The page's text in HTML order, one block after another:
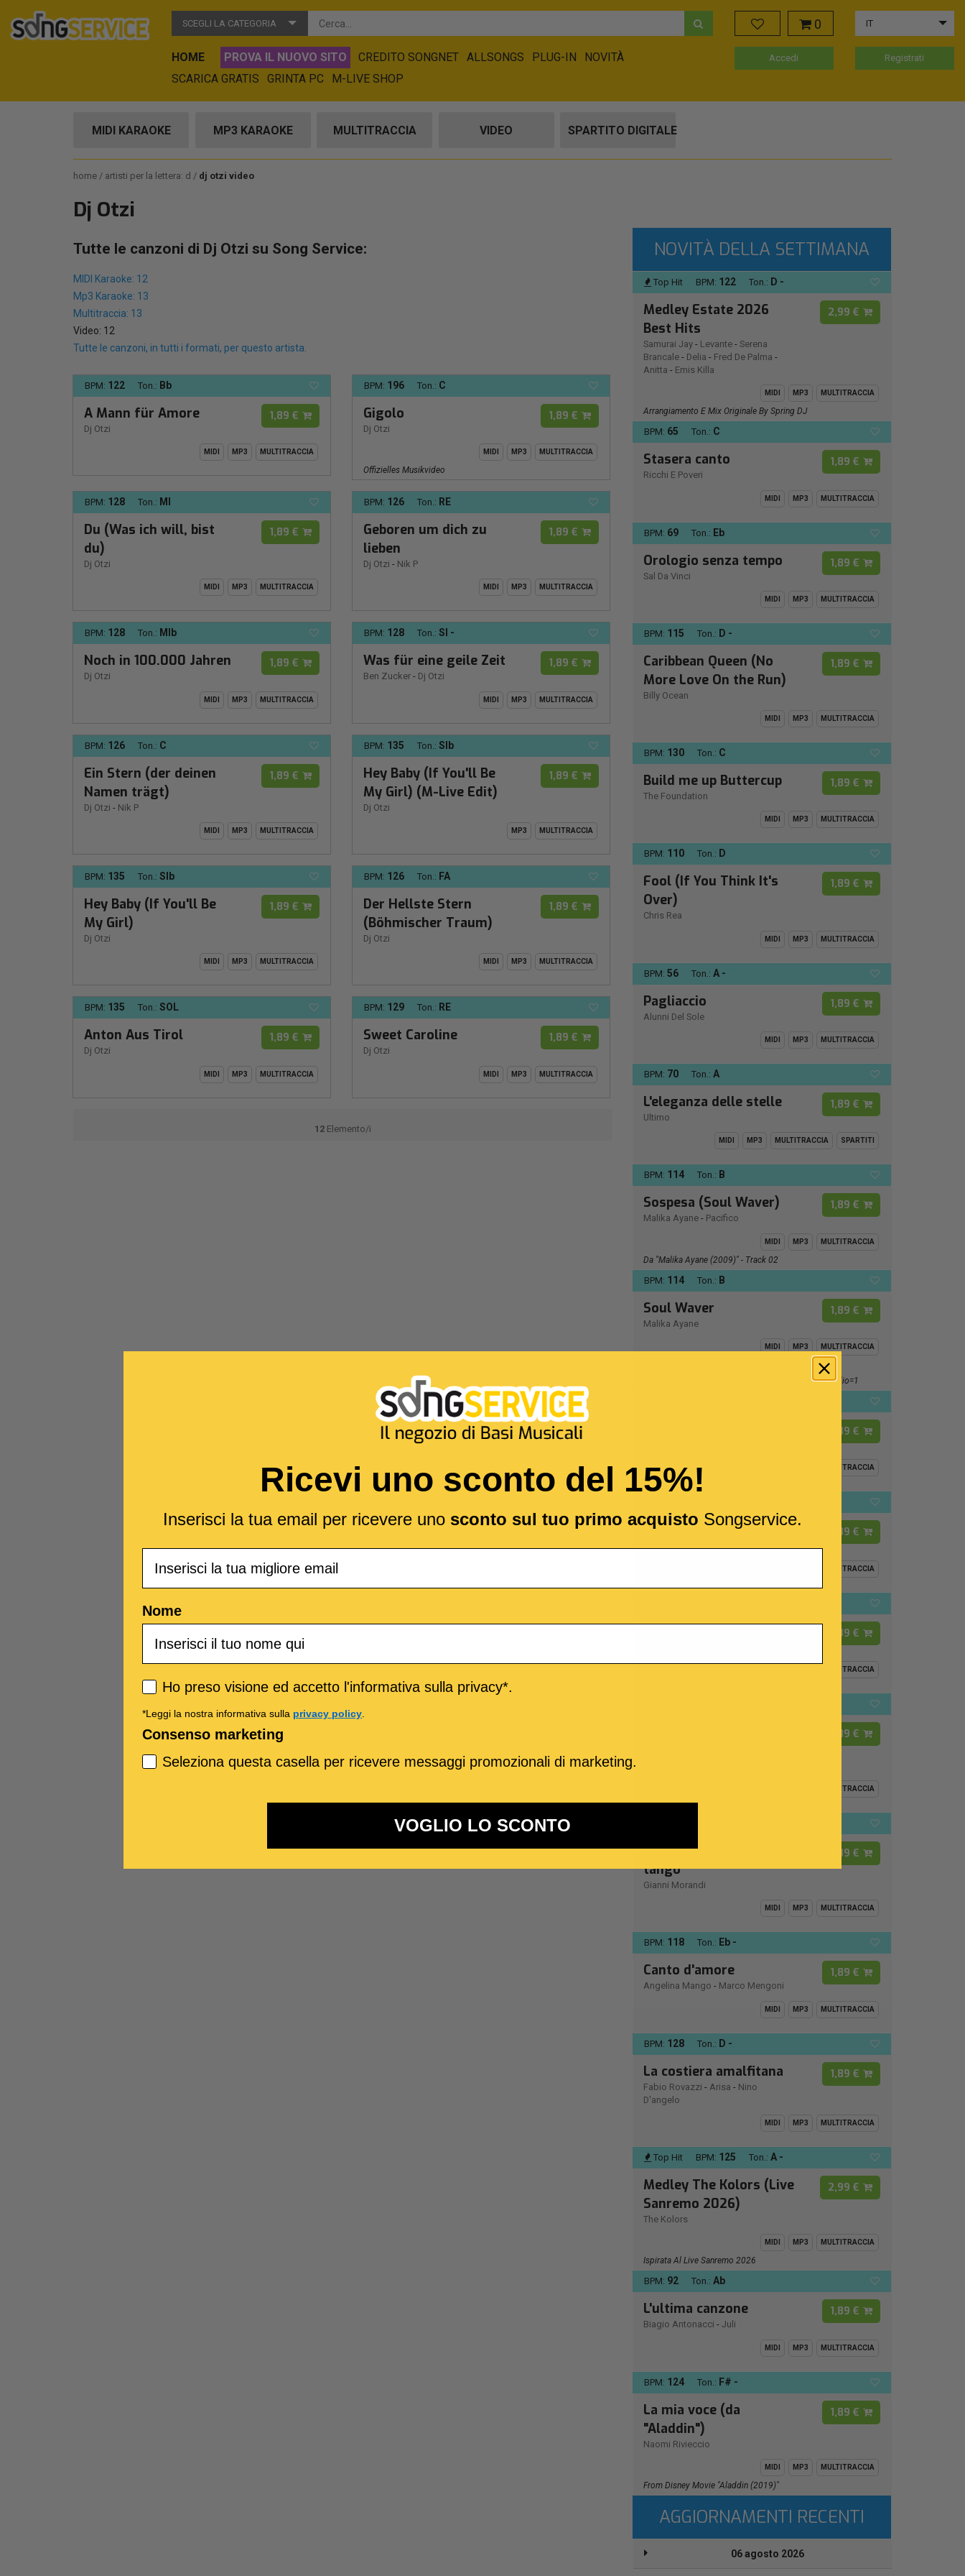
SCEGLI LA CATEGORIA
HOME PROVA IL NUOVO SITO CREDITO SONGNET ALLSONGS PLUG-IN
NOVITÀ
SCARICA GRATIS
GRINTA PC M-LIVE SHOP
0 IT
Accedi Registrati
MIDI KARAOKE MP3 KARAOKE MULTITRACCIA VIDEO SPARTITO DIGITALE
home artisti per la lettera: d dj otzi video
Dj Otzi
Tutte le canzoni di Dj Otzi su Song Service:
MIDI Karaoke: 12
Mp3 Karaoke: 13
Multitraccia: 13
Video: 12
Tutte le canzoni, in tutti i formati, per questo artista.
BPM: 122 Ton.: Bb
A Mann für Amore
Dj Otzi
1,89 €
MIDI MP3 MULTITRACCIA
BPM: 196 Ton.: C
Gigolo
Dj Otzi
1,89 €
MIDI MP3 MULTITRACCIA
Offizielles Musikvideo
BPM: 128 Ton.: MI
Du (Was ich will, bist
du)
Dj Otzi
1,89 €
MIDI MP3 MULTITRACCIA
BPM: 126 Ton.: RE
Geboren um dich zu
lieben
Dj Otzi - Nik P
1,89 €
MIDI MP3 MULTITRACCIA
BPM: 128 Ton.: MIb
Noch in 100.000 Jahren
Dj Otzi
1,89 €
MIDI MP3 MULTITRACCIA
BPM: 128 Ton.: SI -
Was für eine geile Zeit
Ben Zucker - Dj Otzi
1,89 €
MIDI MP3 MULTITRACCIA
BPM: 126 Ton.: C
Ein Stern (der deinen
Namen trägt)
Dj Otzi - Nik P
1,89 €
MIDI MP3 MULTITRACCIA
BPM: 135 Ton.: SIb
Hey Baby (If You'll Be
My Girl) (M-Live Edit)
Dj Otzi
1,89 €
MP3 MULTITRACCIA
BPM: 135 Ton.: SIb
Hey Baby (If You'll Be
My Girl)
Dj Otzi
1,89 €
MIDI MP3 MULTITRACCIA
BPM: 126 Ton.: FA
Der Hellste Stern
(Böhmischer Traum)
Dj Otzi
1,89 €
MIDI MP3 MULTITRACCIA
BPM: 135 Ton.: SOL
Anton Aus Tirol
Dj Otzi
1,89 €
MIDI MP3 MULTITRACCIA
BPM: 129 Ton.: RE
Sweet Caroline
Dj Otzi
1,89 €
MIDI MP3 MULTITRACCIA
12Elemento/i
NOVITÀ DELLA SETTIMANA
Top Hit BPM: 122 Ton.: D -
Medley Estate 2026
Best Hits
Samurai Jay - Levante - Serena
Brancale - Delia - Fred De Palma -
Anitta - Emis Killa
2,99 €
MIDI MP3 MULTITRACCIA
Arrangiamento E Mix Originale By Spring DJ
BPM: 65 Ton.: C
Stasera canto
Ricchi E Poveri
1,89 €
MIDI MP3 MULTITRACCIA
BPM: 69 Ton.: Eb
Orologio senza tempo
Sal Da Vinci
1,89 €
MIDI MP3 MULTITRACCIA
BPM: 115 Ton.: D -
Caribbean Queen (No
More Love On the Run)
Billy Ocean
1,89 €
MIDI MP3 MULTITRACCIA
BPM: 130 Ton.: C
Build me up Buttercup
The Foundation
1,89 €
MIDI MP3 MULTITRACCIA
BPM: 110 Ton.: D
Fool (If You Think It's
Over)
Chris Rea
1,89 €
MIDI MP3 MULTITRACCIA
BPM: 56 Ton.: A -
Pagliaccio
Alunni Del Sole
1,89 €
MIDI MP3 MULTITRACCIA
BPM: 70 Ton.: A
L'eleganza delle stelle
Ultimo
1,89 €
MIDI MP3 MULTITRACCIA SPARTITI
BPM: 114 Ton.: B
Sospesa (Soul Waver)
Malika Ayane - Pacifico
1,89 €
MIDI MP3 MULTITRACCIA
Da "Malika Ayane (2009)" - Track 02
BPM: 114 Ton.: B
Soul Waver
Malika Ayane
1,89 €
MIDI MP3 MULTITRACCIA
V=wYDsvPWV2V4&list=RDwYDsvPWV2V4&start_radio=1
1,89 €
MULTITRACCIA
Luca 1,89 €
MULTITRACCIA
1,89 €
MULTITRACCIA
1,89 €
MULTITRACCIA
La regina dell'ultimo
tango
Gianni Morandi
1,89 €
MIDI MP3 MULTITRACCIA
BPM: 118 Ton.: Eb -
Canto d'amore
Angelina Mango - Marco Mengoni
1,89 €
MIDI MP3 MULTITRACCIA
BPM: 128 Ton.: D -
La costiera amalfitana
Fabio Rovazzi - Arisa - Nino
D'angelo
1,89 €
MIDI MP3 MULTITRACCIA
Top Hit BPM: 125 Ton.: A -
Medley The Kolors (Live
Sanremo 2026)
The Kolors
2,99 €
MIDI MP3 MULTITRACCIA
Ispirata Al Live Sanremo 2026
BPM: 92 Ton.: Ab
L'ultima canzone
Biagio Antonacci - Juli
1,89 €
MIDI MP3 MULTITRACCIA
BPM: 124 Ton.: F# -
La mia voce (da
"Aladdin")
Naomi Rivieccio
1,89 €
MIDI MP3 MULTITRACCIA
From Disney Movie "Aladdin (2019)"
AGGIORNAMENTI RECENTI
06 agosto 2026
Ricevi uno sconto del 15%!
Inserisci la tua email per ricevere uno sconto sul tuo primo acquisto Songservice.
Nome
Privacy policy
Ho preso visione ed accetto l'informativa sulla privacy*.
*Leggi la nostra informativa sulla privacy policy.
Consenso marketing
Seleziona questa casella per ricevere messaggi promozionali di marketing.
VOGLIO LO SCONTO